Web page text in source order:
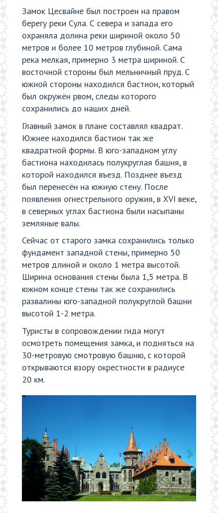
Замок Цесвайне был построен на правом
берегу реки Сула. С севера и запада его
охраняла долина реки шириной около 50
метров и более 10 метров глубиной. Сама
река мелкая, примерно 3 метра шириной. С
восточной стороны был мельничный пруд. С
южной стороны находился бастион, который
был окружён рвом, следы которого
сохранились до наших дней.
Главный замок в плане составлял квадрат.
Южнее находился бастион так же
квадратной формы. В юго-западном углу
бастиона находилась полукруглая башня, в
которой находился въезд. Позднее въезд
был перенесён на южную стену. После
появления огнестрельного оружия, в XVI веке,
в северных углах бастиона были насыпаны
земляные валы.
Сейчас от старого замка сохранились только
фундамент западной стены, примерно 50
метров длиной и около 1 метра высотой.
Ширина основания стены была 1,5 метра. В
южном конце стены так же сохранились
развалины юго-западной полукруглой башни
высотой 1-2 метра.
Туристы в сопровождении гида могут
осмотреть помещения замка, и подняться на
30-метровую смотровую башню, с которой
открываются взору окрестности в радиусе
20 км.